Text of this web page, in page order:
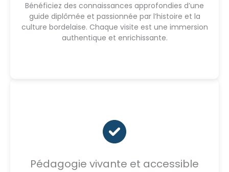
Bénéficiez des connaissances approfondies d’une
guide diplômée et passionnée par l’histoire et la
culture bordelaise. Chaque visite est une immersion
authentique et enrichissante.
Pédagogie vivante et accessible